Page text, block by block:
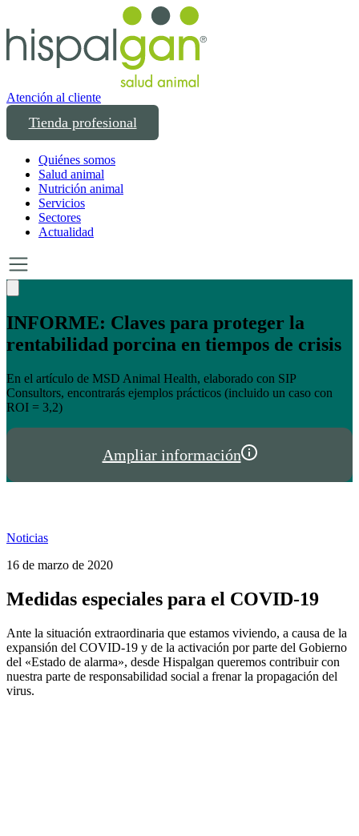
Atención al cliente
Tienda profesional
Quiénes somos
Salud animal
Nutrición animal
Servicios
Sectores
Actualidad
Un año transformando las compras
profesionales en salud y bienestar animal:
Un año creciendo junto a los profesionales del sector animal en
España y Portugal
Ampliar información
Noticias
16 de marzo de 2020
Medidas especiales para el COVID-19
Ante la situación extraordinaria que estamos viviendo, a causa de la
expansión del COVID-19 y de la activación por parte del Gobierno
del «Estado de alarma», desde Hispalgan queremos contribuir con
nuestra parte de responsabilidad social a frenar la propagación del
virus.